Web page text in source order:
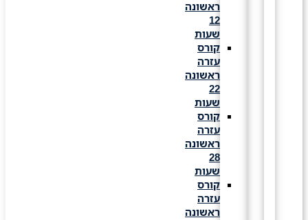
ראשונה
שעות
קורס
עזרה
ראשונה
שעות
קורס
עזרה
ראשונה
שעות
קורס
עזרה
ראשונה